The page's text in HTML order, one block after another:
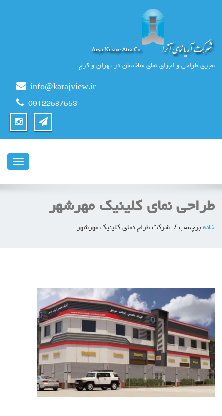
مجری طراحی و اجرای نمای ساختمان در تهران و کرج
info@karajview.ir
09122587553
ناوبری
طراحی نمای کلینیک مهرشهر
خانه برچسب شرکت طراح نمای کلینیک مهرشهر